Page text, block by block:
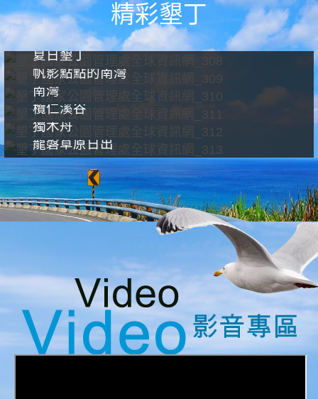
精彩墾丁
夏日墾丁
帆影點點的南灣
南灣
欖仁溪谷
獨木舟
龍磐草原日出